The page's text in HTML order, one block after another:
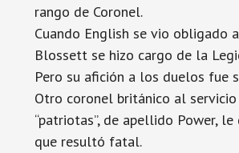
rango de Coronel.
Cuando English se vio obligado
Blossett se hizo cargo de la
Pero su afición a los duelos fue
Otro coronel británico al
“patriotas”, de apellido Power,
que resultó fatal.